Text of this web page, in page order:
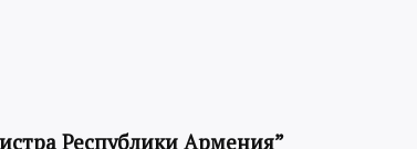
Республики Армения”